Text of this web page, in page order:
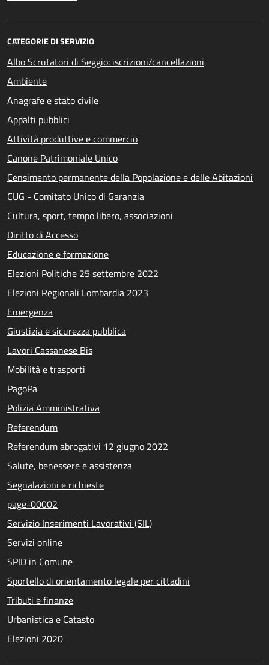
CATEGORIE DI SERVIZIO
Albo Scrutatori di Seggio: iscrizioni/cancellazioni
Ambiente
Anagrafe e stato civile
Appalti pubblici
Attività produttive e commercio
Canone Patrimoniale Unico
Censimento permanente della Popolazione e delle Abitazioni
CUG - Comitato Unico di Garanzia
Cultura, sport, tempo libero, associazioni
Diritto di Accesso
Educazione e formazione
Elezioni Politiche 25 settembre 2022
Elezioni Regionali Lombardia 2023
Emergenza
Giustizia e sicurezza pubblica
Lavori Cassanese Bis
Mobilità e trasporti
PagoPa
Polizia Amministrativa
Referendum
Referendum abrogativi 12 giugno 2022
Salute, benessere e assistenza
Segnalazioni e richieste
page-00002
Servizio Inserimenti Lavorativi (SIL)
Servizi online
SPID in Comune
Sportello di orientamento legale per cittadini
Tributi e finanze
Urbanistica e Catasto
Elezioni 2020